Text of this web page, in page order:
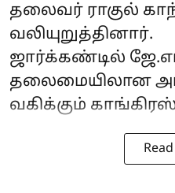
தலைவர் ராகுல்
வலியுறுத்தினார்.
ஜார்க்கண்டில்
தலைமையிலான
வகிக்கும் காங்கிரஸ்